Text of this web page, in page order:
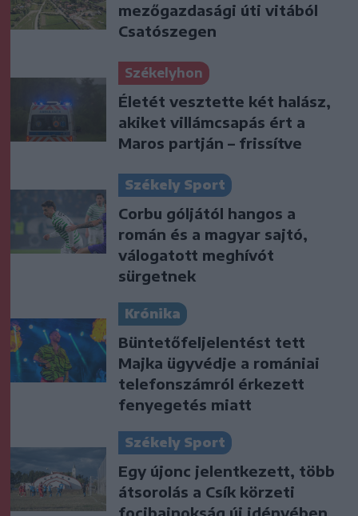
mezőgazdasági úti vitából
Csatószegen
Székelyhon
Életét vesztette két halász,
akiket villámcsapás ért a
Maros partján – frissítve
Székely Sport
Corbu góljától hangos a
román és a magyar sajtó,
válogatott meghívót
sürgetnek
Krónika
Büntetőfeljelentést tett
Majka ügyvédje a romániai
telefonszámról érkezett
fenyegetés miatt
Székely Sport
Egy újonc jelentkezett, több
átsorolás a Csík körzeti